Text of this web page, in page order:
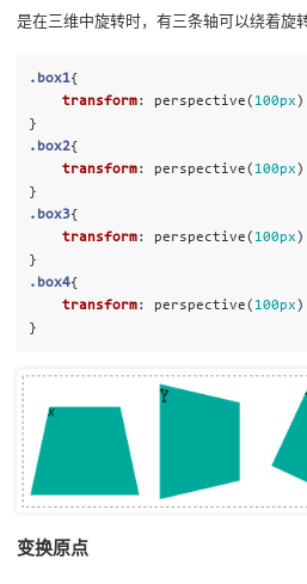
是在三维中旋转时，有三条轴可以绕着旋
.box1{
transform: perspective( 100px)
}
.box2{
transform: perspective( 100px)
}
.box3{
transform: perspective( 100px)
}
.box4{
transform: perspective( 100px)
}
变换原点